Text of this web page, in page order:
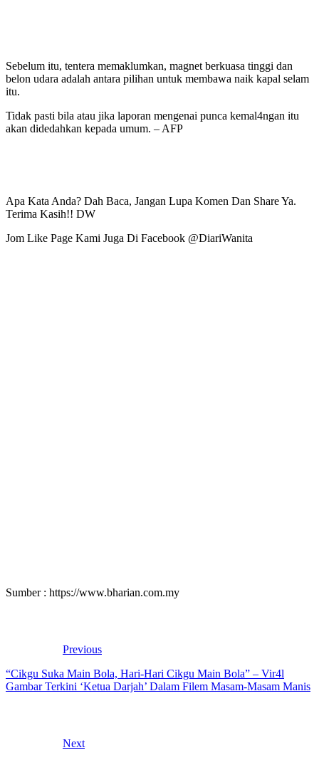
Sebelum itu, tentera memaklumkan, magnet berkuasa tinggi dan
belon udara adalah antara pilihan untuk membawa naik kapal selam
itu.
Tidak pasti bila atau jika laporan mengenai punca kemal4ngan itu
akan didedahkan kepada umum. – AFP
Apa Kata Anda? Dah Baca, Jangan Lupa Komen Dan Share Ya.
Terima Kasih!! DW
Jom Like Page Kami Juga Di Facebook @DiariWanita
Sumber : https://www.bharian.com.my
Previous
“Cikgu Suka Main Bola, Hari-Hari Cikgu Main Bola” – Vir4l
Gambar Terkini ‘Ketua Darjah’ Dalam Filem Masam-Masam Manis
Next